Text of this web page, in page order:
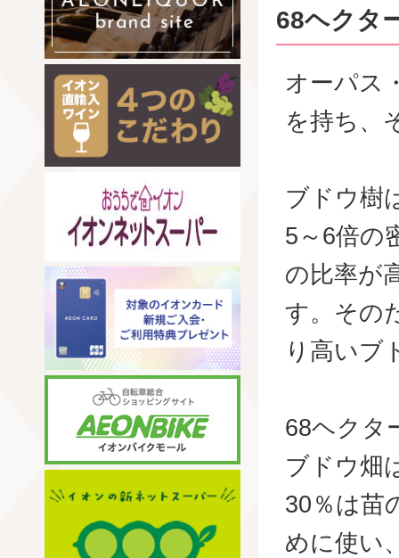
68ヘクタ
オーパス
を持ち、
ブドウ樹
5～6倍の
の比率が
す。その
り高いブ
68ヘクタ
ブドウ畑
30％は苗
めに使い